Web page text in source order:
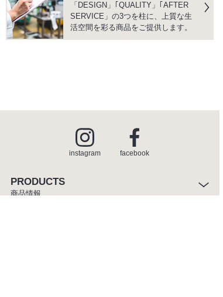
「DESIGN」｢QUALITY」｢AFTER
SERVICE」の3つを柱に、上質な生
活空間を彩る商品をご提供します。
instagram facebook
PRODUCTS
商品情報